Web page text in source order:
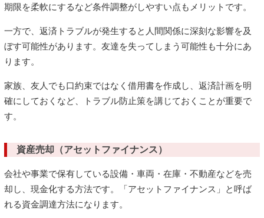
期限を柔軟にするなど条件調整がしやすい点もメリットです。
一方で、返済トラブルが発生すると人間関係に深刻な影響を及
ぼす可能性があります。友達を失ってしまう可能性も十分にあ
ります。
家族、友人でも口約束ではなく借用書を作成し、返済計画を明
確にしておくなど、トラブル防止策を講じておくことが重要で
す。
資産売却（アセットファイナンス）
会社や事業で保有している設備・車両・在庫・不動産などを売
却し、現金化する方法です。「アセットファイナンス」と呼ば
れる資金調達方法になります。